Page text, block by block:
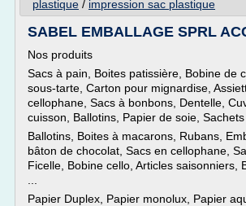
plastique / impression sac plastique
SABEL EMBALLAGE SPRL
Nos produits
Sacs à pain, Boites patissière, Bobine de
sous-tarte, Carton pour mignardise,
cellophane, Sacs à bonbons, Dentelle,
cuisson, Ballotins, Papier de soie, Sachets
Ballotins, Boites à macarons, Rubans,
bâton de chocolat, Sacs en cellophane,
Ficelle, Bobine cello, Articles saisonniers,
Papier Duplex, Papier monolux, Papier